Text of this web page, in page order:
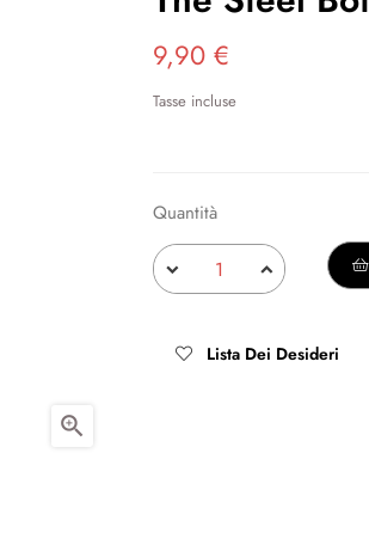

9,90 €
Tasse incluse
Quantità
Lista Dei Desideri